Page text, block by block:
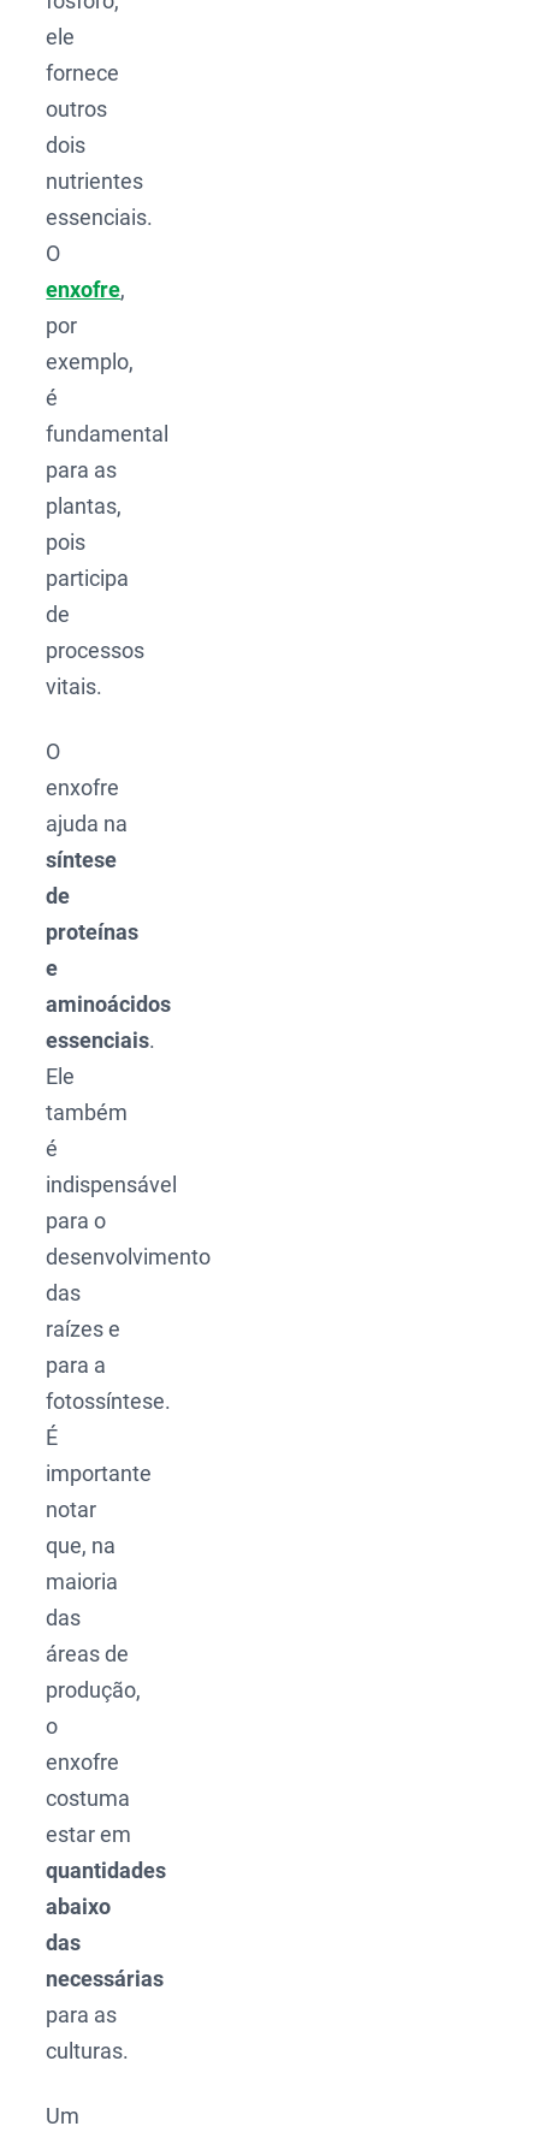
ele
fornece
outros
dois
nutrientes
essenciais.
O
enxofre,
por
exemplo,
é
fundamental
para as
plantas,
pois
participa
de
processos
vitais.
O
enxofre
ajuda na
síntese
de
proteínas
e
aminoácidos
essenciais.
Ele
também
é
indispensável
para o
desenvolvimento
das
raízes e
para a
fotossíntese.
É
importante
notar
que, na
maioria
das
áreas de
produção,
o
enxofre
costuma
estar em
quantidades
abaixo
das
necessárias
para as
culturas.
Um